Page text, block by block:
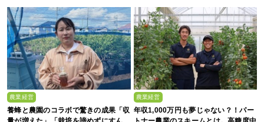
質を生み出すのは
農業経営
養蜂と農園のコラボで驚きの成果「収
農業経営
年収1,000万円も夢じゃない？！パー